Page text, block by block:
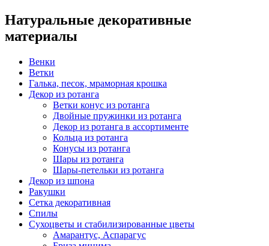
Натуральные декоративные
материалы
Венки
Ветки
Галька, песок, мраморная крошка
Декор из ротанга
Ветки конус из ротанга
Двойные пружинки из ротанга
Декор из ротанга в ассортименте
Кольца из ротанга
Конусы из ротанга
Шары из ротанга
Шары-петельки из ротанга
Декор из шпона
Ракушки
Сетка декоративная
Спилы
Сухоцветы и стабилизированные цветы
Амарантус, Аспарагус